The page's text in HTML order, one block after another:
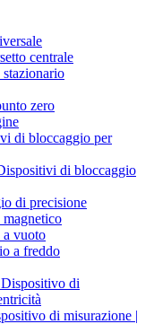
centrale
zero
di bloccaggio per
di bloccaggio
di precisione
a vuoto
a freddo
di
di misurazione |